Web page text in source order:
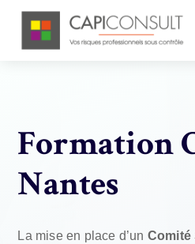
Formation
Nantes
La mise en place d’un Comité